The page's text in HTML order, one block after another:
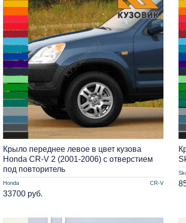
Honda CR-V
Крыло переднее левое в цвет кузова
Honda CR-V 2 (2001-2006) с отверстием
под повторитель
33700 руб.